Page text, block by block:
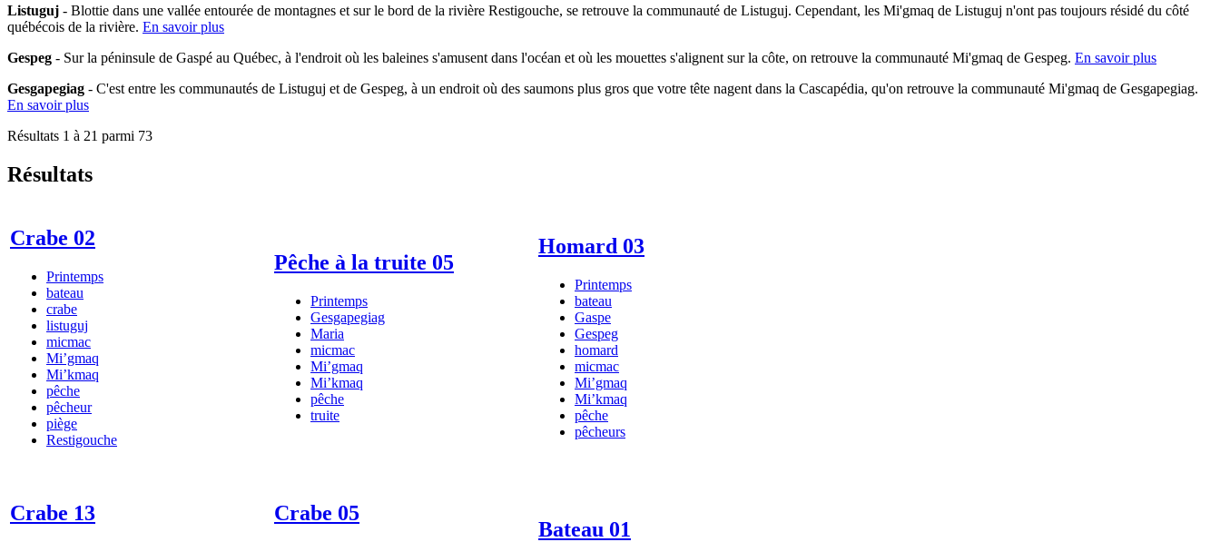
Listuguj - Blottie dans une vallée entourée de montagnes et sur le bord de la rivière Restigouche, se retrouve la communauté de Listuguj. Cependant, les Mi'gmaq de Listuguj n'ont pas toujours résidé du côté
québécois de la rivière. En savoir plus
Gespeg - Sur la péninsule de Gaspé au Québec, à l'endroit où les baleines s'amusent dans l'océan et où les mouettes s'alignent sur la côte, on retrouve la communauté Mi'gmaq de Gespeg. En savoir plus
Gesgapegiag - C'est entre les communautés de Listuguj et de Gespeg, à un endroit où des saumons plus gros que votre tête nagent dans la Cascapédia, qu'on retrouve la communauté Mi'gmaq de Gesgapegiag.
En savoir plus
Résultats 1 à 21 parmi 73
Résultats
Crabe 02
Printemps
bateau
crabe
listuguj
micmac
Mi’gmaq
Mi’kmaq
pêche
pêcheur
piège
Restigouche
Pêche à la truite 05
Printemps
Gesgapegiag
Maria
micmac
Mi’gmaq
Mi’kmaq
pêche
truite
Homard 03
Printemps
bateau
Gaspe
Gespeg
homard
micmac
Mi’gmaq
Mi’kmaq
pêche
pêcheurs
Crabe 13 Crabe 05
Bateau 01